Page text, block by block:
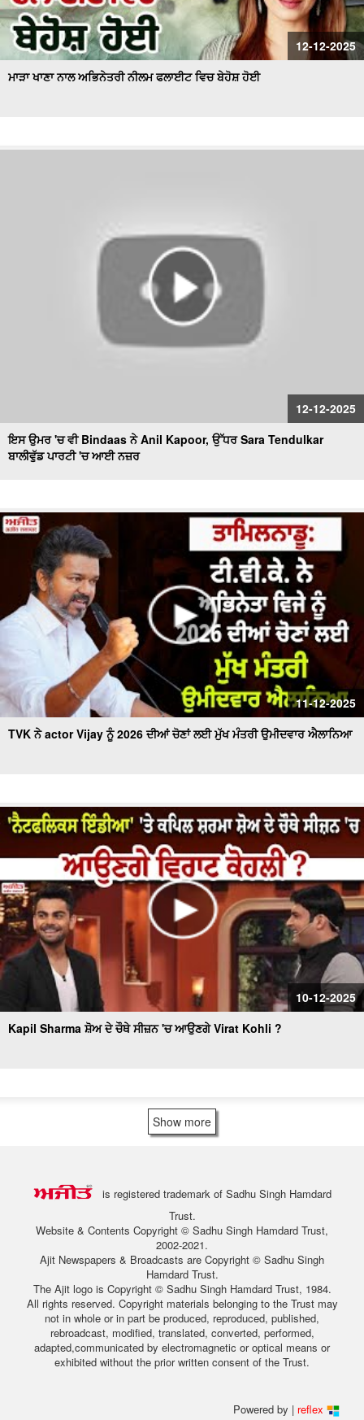
12-12-2025
ਮਾੜਾ ਖਾਣਾ ਨਾਲ ਅਭਿਨੇਤਰੀ ਨੀਲਮ ਫਲਾਈਟ ਵਿਚ ਬੇਹੋਸ਼ ਹੋਈ
12-12-2025
ਇਸ ਉਮਰ 'ਚ ਵੀ Bindaas ਨੇ Anil Kapoor, ਉੱਧਰ Sara Tendulkar
ਬਾਲੀਵੁੱਡ ਪਾਰਟੀ 'ਚ ਆਈ ਨਜ਼ਰ
11-12-2025
TVK ਨੇ actor Vijay ਨੂੰ 2026 ਦੀਆਂ ਚੋਣਾਂ ਲਈ ਮੁੱਖ ਮੰਤਰੀ ਉਮੀਦਵਾਰ ਐਲਾਨਿਆ
10-12-2025
Kapil Sharma ਸ਼ੋਅ ਦੇ ਚੌਥੇ ਸੀਜ਼ਨ 'ਚ ਆਉਣਗੇ Virat Kohli ?
Show more
is registered trademark of Sadhu Singh Hamdard
Trust.
Website & Contents Copyright © Sadhu Singh Hamdard Trust,
2002-2021.
Ajit Newspapers & Broadcasts are Copyright © Sadhu Singh
Hamdard Trust.
The Ajit logo is Copyright © Sadhu Singh Hamdard Trust, 1984.
All rights reserved. Copyright materials belonging to the Trust may
not in whole or in part be produced, reproduced, published,
rebroadcast, modified, translated, converted, performed,
adapted,communicated by electromagnetic or optical means or
exhibited without the prior written consent of the Trust.
Powered by | reflex